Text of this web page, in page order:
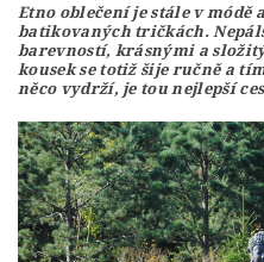
Etno oblečení je stále v módě
batikovaných tričkách.
barevností, krásnými a
kousek se totiž šije ručně a
něco vydrží, je tou nejlepší